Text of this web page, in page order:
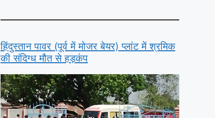
हिंदुस्तान पावर (पूर्व में मोजर बेयर) प्लांट में श्रमिक
की संदिग्ध मौत से हड़कंप